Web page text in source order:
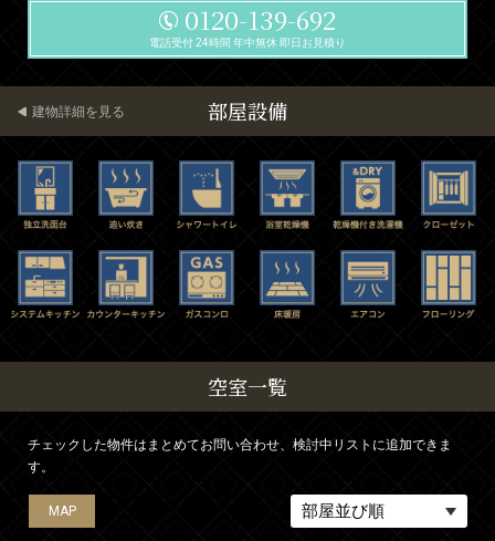
0120-139-692
電話受付 24時間 年中無休 即日お見積り
部屋設備
建物詳細を見る
空室一覧
チェックした物件はまとめてお問い合わせ、検討中リストに追加できま
す。
MAP
MAP
MAP